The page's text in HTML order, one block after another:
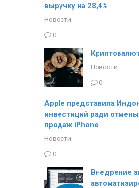
выручку на 28,4%
Новости
0
Новости
0
Apple представила
инвестиций ради отмены
продаж iPhone
Новости
0
Внедрение